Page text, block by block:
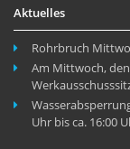
Aktuelles
Rohrbruch
Am Mittwoch,
Uhr bis ca. 16:00